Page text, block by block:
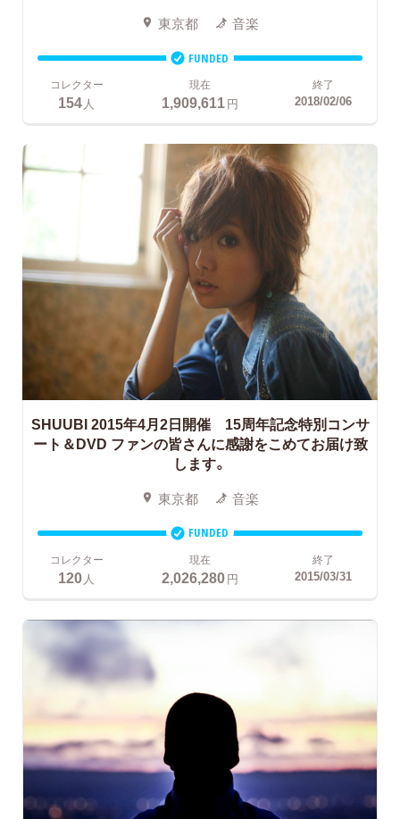
東京都 音楽
FUNDED
コレクター
154人
現在
1,909,611円
終了
2018/02/06
SHUUBI 2015年4月2日開催 15周年記念特別コンサ
ート＆DVD ファンの皆さんに感謝をこめてお届け致
します。
東京都 音楽
FUNDED
コレクター
120 人
現在
2,026,280円
終了
2015/03/31